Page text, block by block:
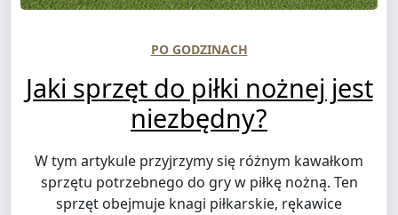
PO GODZINACH
Jaki sprzęt do piłki nożnej jest
niezbędny?
W tym artykule przyjrzymy się różnym kawałkom
sprzętu potrzebnego do gry w piłkę nożną. Ten
sprzęt obejmuje knagi piłkarskie, rękawice